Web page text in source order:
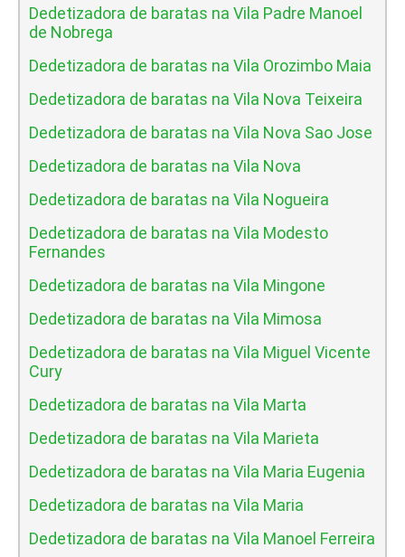
Dedetizadora de baratas na Vila Padre Manoel
de Nobrega
Dedetizadora de baratas na Vila Orozimbo Maia
Dedetizadora de baratas na Vila Nova Teixeira
Dedetizadora de baratas na Vila Nova Sao Jose
Dedetizadora de baratas na Vila Nova
Dedetizadora de baratas na Vila Nogueira
Dedetizadora de baratas na Vila Modesto
Fernandes
Dedetizadora de baratas na Vila Mingone
Dedetizadora de baratas na Vila Mimosa
Dedetizadora de baratas na Vila Miguel Vicente
Cury
Dedetizadora de baratas na Vila Marta
Dedetizadora de baratas na Vila Marieta
Dedetizadora de baratas na Vila Maria Eugenia
Dedetizadora de baratas na Vila Maria
Dedetizadora de baratas na Vila Manoel Ferreira